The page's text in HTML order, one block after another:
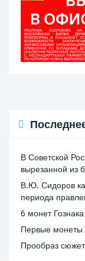
В Советской
вырезанной из
В.Ю. Сидоров
периода
6 монет
Первые монеты
Прообраз